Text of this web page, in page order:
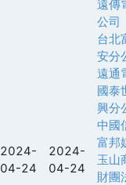
2024-
04-24
2024-
04-24
遠傳
公司
台北
安分
遠通
國泰
興分
中國
富邦
玉山
財團